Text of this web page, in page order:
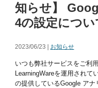
知らせ】
4の設定につい
2023/06/23 | お知らせ
いつも弊社サービスをご利
LearningWareを運用されて
の提供しているGoogle アナ